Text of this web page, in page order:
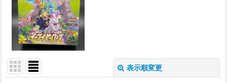
表示順変更